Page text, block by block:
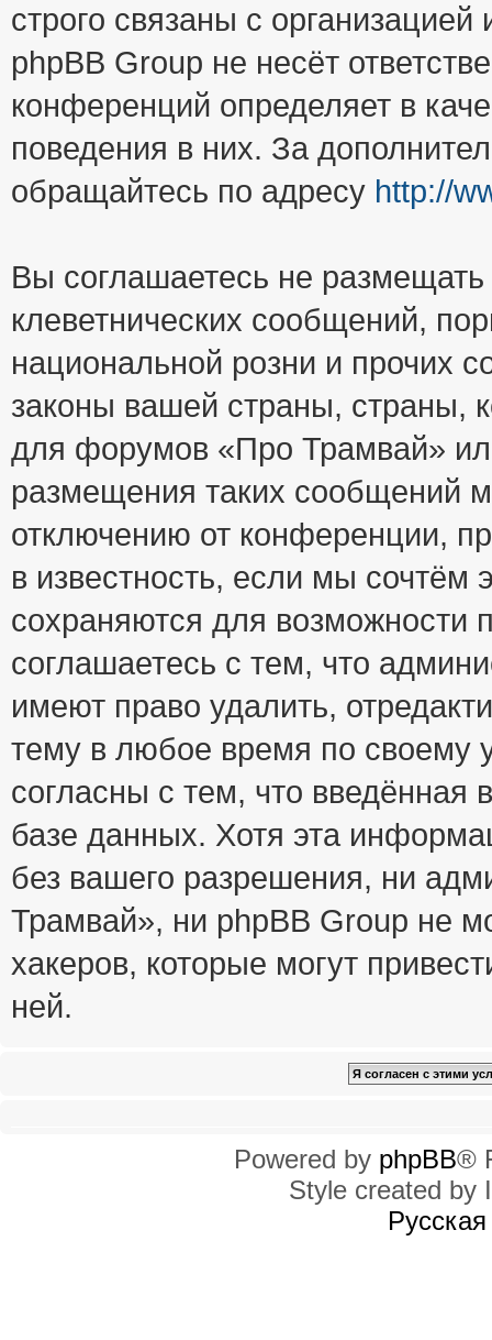
строго связаны с
phpBB Group не несёт
конференций определяет в
поведения в них. За
обращайтесь по адресу http://
Вы соглашаетесь не
клеветнических сообщений,
национальной розни и прочих
законы вашей страны, страны,
для форумов «Про Трамвай»
размещения таких сообщений
отключению от конференции,
в известность, если мы
сохраняются для возможности
соглашаетесь с тем, что
имеют право удалить,
тему в любое время по своему
согласны с тем, что
базе данных. Хотя эта
без вашего разрешения, ни
Трамвай», ни phpBB Group не
хакеров, которые могут
ней.
Powered by phpBB®
Style created by